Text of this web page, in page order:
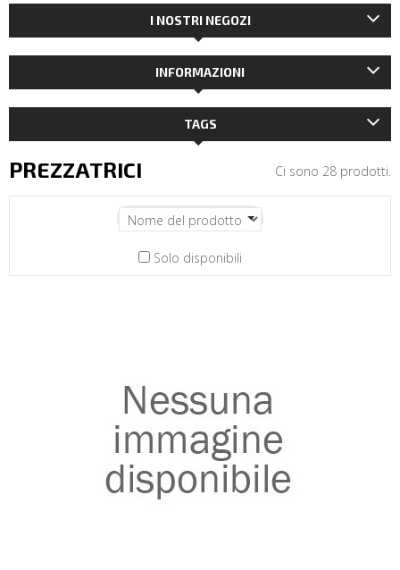
I NOSTRI NEGOZI
INFORMAZIONI
TAGS
PREZZATRICI Ci sono 28 prodotti.
Solo disponibili